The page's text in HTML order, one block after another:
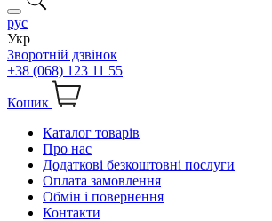
рус
Укр
Зворотній дзвінок
+38 (068) 123 11 55
Кошик
Каталог товарів
Про нас
Додаткові безкоштовні послуги
Оплата замовлення
Обмін і повернення
Контакти